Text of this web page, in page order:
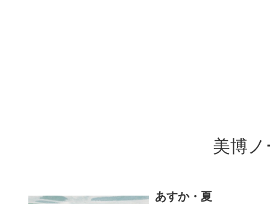
美博
あすか・夏